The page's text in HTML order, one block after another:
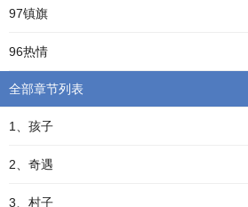
97镇旗
96热情
全部章节列表
1、孩子
2、奇遇
3、村子